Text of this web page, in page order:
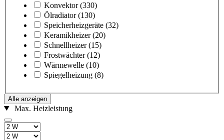
Konvektor (330)
Ölradiator (130)
Speicherheizgeräte (32)
Keramikheizer (20)
Schnellheizer (15)
Frostwächter (12)
Wärmewelle (10)
Spiegelheizung (8)
Alle anzeigen
Max. Heizleistung